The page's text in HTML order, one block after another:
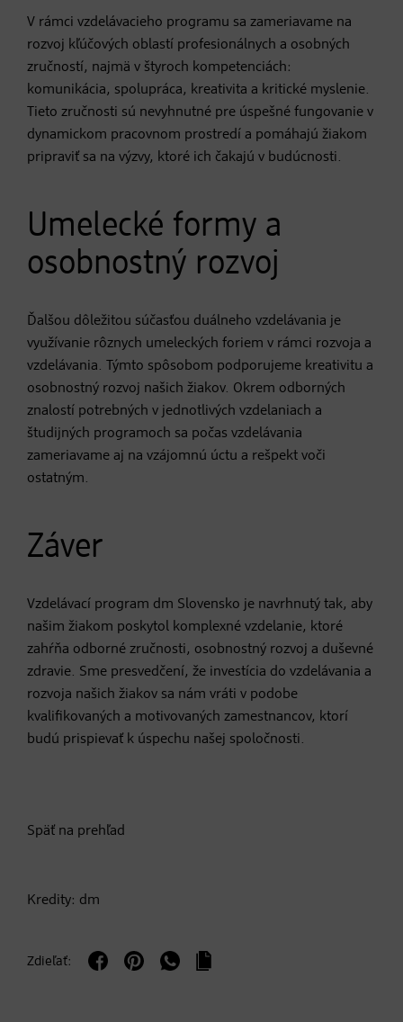
V rámci vzdelávacieho programu sa zameriavame na
rozvoj kľúčových oblastí profesionálnych a osobných
zručností, najmä v štyroch kompetenciách:
komunikácia, spolupráca, kreativita a kritické myslenie.
Tieto zručnosti sú nevyhnutné pre úspešné fungovanie v
dynamickom pracovnom prostredí a pomáhajú žiakom
pripraviť sa na výzvy, ktoré ich čakajú v budúcnosti.
Umelecké formy a
osobnostný rozvoj
Ďalšou dôležitou súčasťou duálneho vzdelávania je
využívanie rôznych umeleckých foriem v rámci rozvoja a
vzdelávania. Týmto spôsobom podporujeme kreativitu a
osobnostný rozvoj našich žiakov. Okrem odborných
znalostí potrebných v jednotlivých vzdelaniach a
študijných programoch sa počas vzdelávania
zameriavame aj na vzájomnú úctu a rešpekt voči
ostatným.
Záver
Vzdelávací program dm Slovensko je navrhnutý tak, aby
našim žiakom poskytol komplexné vzdelanie, ktoré
zahŕňa odborné zručnosti, osobnostný rozvoj a duševné
zdravie. Sme presvedčení, že investícia do vzdelávania a
rozvoja našich žiakov sa nám vráti v podobe
kvalifikovaných a motivovaných zamestnancov, ktorí
budú prispievať k úspechu našej spoločnosti.
Späť na prehľad
Kredity: dm
Zdieľať: